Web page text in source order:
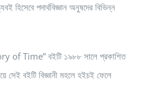
হিসেবে পদার্থবিজ্ঞান অনুষদের বিভিন্ন
of Time” বইটি ১৯৮৮ সালে প্রকাশিত
সেই বইটি বিজ্ঞানী মহলে হইচই ফেলে